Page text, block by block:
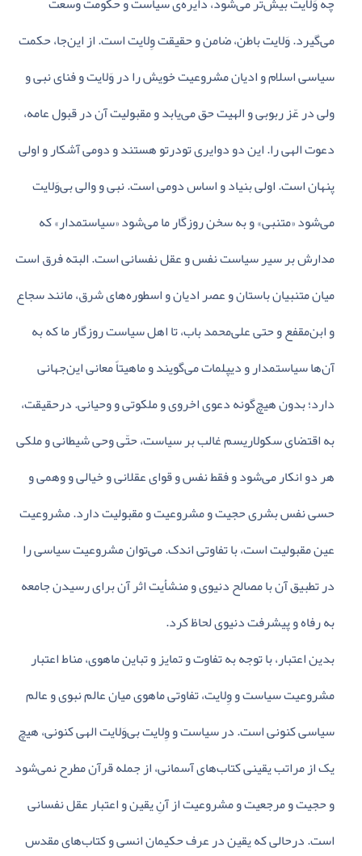
می‌گیرد. وَلایت‌ باطن‌، ضامن‌ و حقیقت‌ وِلایت‌ است‌. از این‌جا، حکمت‌
سیاسی‌ اسلام‌ و ادیان‌ مشروعیت‌ خویش‌ را در وَلایت‌ و فنای‌ نبی‌ و
ولی‌ در عّز ربوبی‌ و الهیت‌ حق‌ می‌یابد و مقبولیت‌ آن‌ در قبول‌ عامه‌،
دعوت‌ الهی‌ را. این‌ دو دوایری‌ تودرتو هستند و دومی‌ آشکار و اولی‌
پنهان‌ است‌. اولی‌ بنیاد و اساس‌ دومی‌ است‌. نبی‌ و والی‌ بی‌وَلایت‌
می‌شود «متنبی‌» و به‌ سخن‌ روزگار ما می‌شود «سیاستمدار» که‌
مدارش‌ بر سیر سیاست‌ نفس‌ و عقل‌ نفسانی‌ است‌. البته‌ فرق‌ است‌
میان‌ متنبیان‌ باستان‌ و عصر ادیان‌ و اسطوره‌های‌ شرق‌، مانند سجاع‌
و ابن‌مقفع‌ و حتی‌ علی‌محمد باب‌، تا اهل‌ سیاست‌ روزگار ما که‌ به‌
آن‌ها سیاستمدار و دیپلمات‌ می‌گویند و ماهیتاً معانی‌ این‌جهانی‌
دارد؛ بدون‌ هیچ‌گونه‌ دعوی‌ اخروی‌ و ملکوتی‌ و وحیانی‌. درحقیقت‌،
به‌ اقتضای‌ سکولاریسم‌ غالب‌ بر سیاست‌، حتّی‌ وحی‌ شیطانی‌ و ملکی‌
هر دو انکار می‌شود و فقط‌ نفس‌ و قوای‌ عقلانی‌ و خیالی‌ و وهمی‌ و
حسی‌ نفس‌ بشری‌ حجیت‌ و مشروعیت‌ و مقبولیت‌ دارد. مشروعیت‌
عین‌ مقبولیت‌ است‌، با تفاوتی‌ اندک‌. می‌توان‌ مشروعیت‌ سیاسی‌ را
در تطبیق‌ آن‌ با مصالح‌ دنیوی‌ و منشأیت‌ اثر آن‌ برای‌ رسیدن‌ جامعه‌
به‌ رفاه‌ و پیشرفت‌ دنیوی‌ لحاظ‌ کرد.
بدین‌ اعتبار، با توجه‌ به‌ تفاوت‌ و تمایز و تباین‌ ماهوی‌، مناط‌ اعتبار
مشروعیت‌ سیاست‌ و وِلایت‌، تفاوتی‌ ماهوی‌ میان‌ عالم‌ نبوی‌ و عالم‌
سیاسی‌ کنونی‌ است‌. در سیاست‌ و وِلایت‌ بی‌وَلایت‌ الهی کنونی‌، هیچ‌
یک‌ از مراتب‌ یقینی‌ کتاب‌های‌ آسمانی‌، از جمله‌ قرآن‌ مطرح‌ نمی‌شود
و حجیت‌ و مرجعیت‌ و مشروعیت‌ از آنِ یقین‌ و اعتبار عقل‌ نفسانی‌
است‌. درحالی‌ که‌ یقین‌ در عرف‌ حکیمان‌ انسی‌ و کتاب‌های‌ مقدس‌